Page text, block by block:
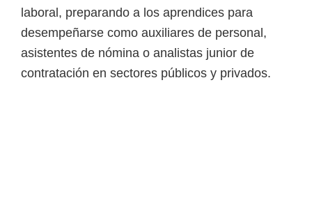
u
a
l
e
laboral, preparando a los aprendices para
desempeñarse como auxiliares de personal,
asistentes de nómina o analistas junior de
contratación en sectores públicos y privados.